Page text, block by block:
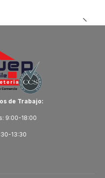
de Trabajo:
9:00-18:00
13:30